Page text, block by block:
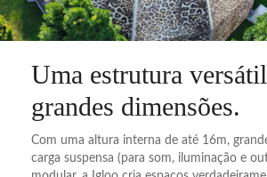
Uma estrutura
grandes dimensões.
Com uma altura interna de até 16m,
carga suspensa (para som, iluminação e